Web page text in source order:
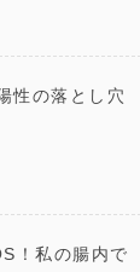
性の落とし穴
！私の腸内で